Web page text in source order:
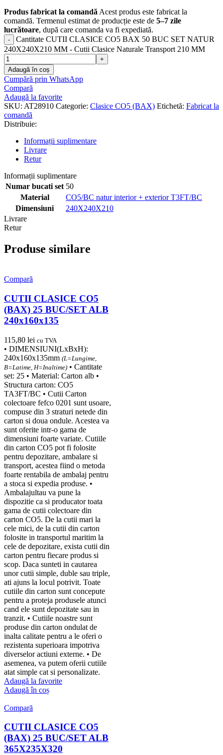
Produs fabricat la comandăAcest produs este fabricat la
comandă. Termenul estimat de producție este de 5–7 zile
lucrătoare, după care comanda va fi expediată.
Cantitate CUTII CLASICE CO5 BAX 50 BUC SET NATUR
240X240X210 MM - Cutii Clasice Naturale Transport 210 MM
Adaugă în coș
Cumpără prin WhatsApp
Compară
Adaugă la favorite
SKU: AT28910 Categorie: Clasice CO5 (BAX) Etichetă: Fabricat la
comandă
Distribuie:
Informații suplimentare
Livrare
Retur
Informații suplimentare
Numar bucati set 50
Material
CO5/BC natur interior + exterior T3FT/BC
Dimensiuni
240X240X210
Livrare
Retur
Produse similare
Compară
CUTII CLASICE CO5
(BAX) 25 BUC/SET ALB
240x160x135
115,80 lei cu TVA
• DIMENSIUNI(LxBxH):
240x160x135mm (L=Lungime,
B=Latime, H=Inaltime) • Cantitate
set: 25 • Material: Carton alb •
Structura carton: CO5
TA3FT/BC • Cutii Carton
colectoare fefco 0201 sunt usoare,
compuse din 3 straturi netede din
carton si doua ondule. Acestea va
sunt oferite intr-o gama de
dimensiuni foarte variate. Cutiile
din carton CO5 pot fi folosite
pentru depozitare, ambalare si
transport, acestea fiind o metoda
foarte rentabila de ambalaj pentru
a stoca si expedia produse. •
Ambalajultau va pune la
dispozitie ca si producator toata
gama de cutii colectoare din
carton CO5. De la cutii mari la
cele mici, de la cutii din carton
folosite in transportul maritim la
cele de depozitare, exista cutii din
carton pentru fiecare produs si
scop. Daca sunteti in cautarea
unor cutii simple, duble sau triple,
ati ajuns la locul potrivit. Toate
cutiile din carton sunt concepute
pentru a proteja produsele atunci
cand ele sunt depozitate sau in
tranzit. • Cutiile noastre sunt
produse din carton ondulat de
inalta calitate pentru a le oferi o
rezistenta superioara impotriva
diverselor actiuni externe. • De
asemenea, va putem oferii cutiile
atat simple cat si personalizate.
Adaugă la favorite
Adaugă în coș
Compară
CUTII CLASICE CO5
(BAX) 25 BUC/SET ALB
365X235X320